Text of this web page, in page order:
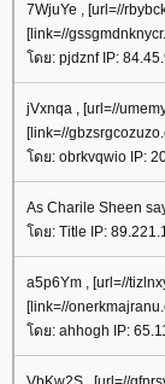
7WjuYe , [url=//
[link=//
โดย: pjdznf IP:
jVxnqa , [url=//
[link=//
โดย: obrkvqwio IP:
As Charile Sheen
โดย: Title IP:
a5p6Ym , [url=//
[link=//
โดย: ahhogh IP: